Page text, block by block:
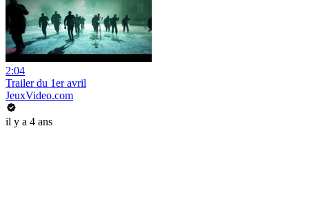
2:04
Trailer du 1er avril
JeuxVideo.com
il y a 4 ans